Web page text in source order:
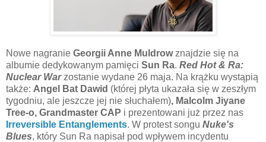
Nowe nagranie Georgii Anne Muldrowznajdzie się na
albumie dedykowanym pamięci Sun Ra. Red Hot & Ra:
Nuclear Warzostanie wydane 26 maja. Na krążku wystąpią
także: Angel Bat Dawid (której płyta ukazała się w zeszłym
tygodniu, ale jeszcze jej nie słuchałem), Malcolm Jiyane
Tree-o, Grandmaster CAP i prezentowani już przez nas
Irreversible Entanglements. W protest songu Nuke's
Blues, który Sun Ra napisał pod wpływem incydentu